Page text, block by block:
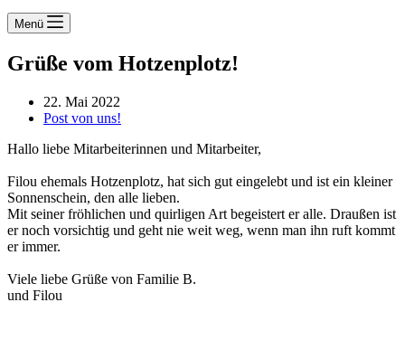
Menü
Grüße vom Hotzenplotz!
22. Mai 2022
Post von uns!
Hallo liebe Mitarbeiterinnen und Mitarbeiter,
Filou ehemals Hotzenplotz, hat sich gut eingelebt und ist ein kleiner
Sonnenschein, den alle lieben.
Mit seiner fröhlichen und quirligen Art begeistert er alle. Draußen ist
er noch vorsichtig und geht nie weit weg, wenn man ihn ruft kommt
er immer.
Viele liebe Grüße von Familie B.
und Filou